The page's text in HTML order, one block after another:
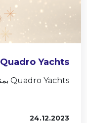
Quadro Yachts بمناسبة العام الجديد!
Quadro Yachts بمناسبة العام الجديد!
24.12.2023